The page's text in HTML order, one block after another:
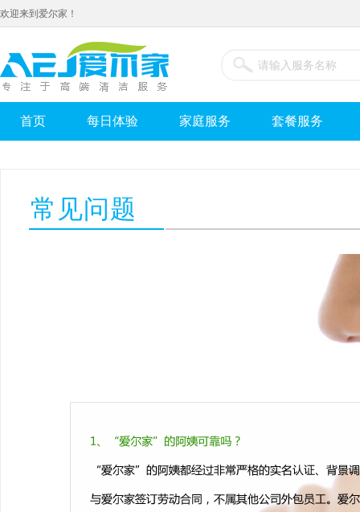
欢迎来到爱尔家！
首页 每日体验 家庭服务 套餐服务
常见问题